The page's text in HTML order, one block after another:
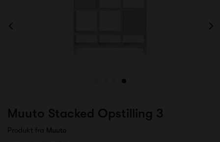
Muuto Stacked Opstilling 3
Produkt fra Muuto